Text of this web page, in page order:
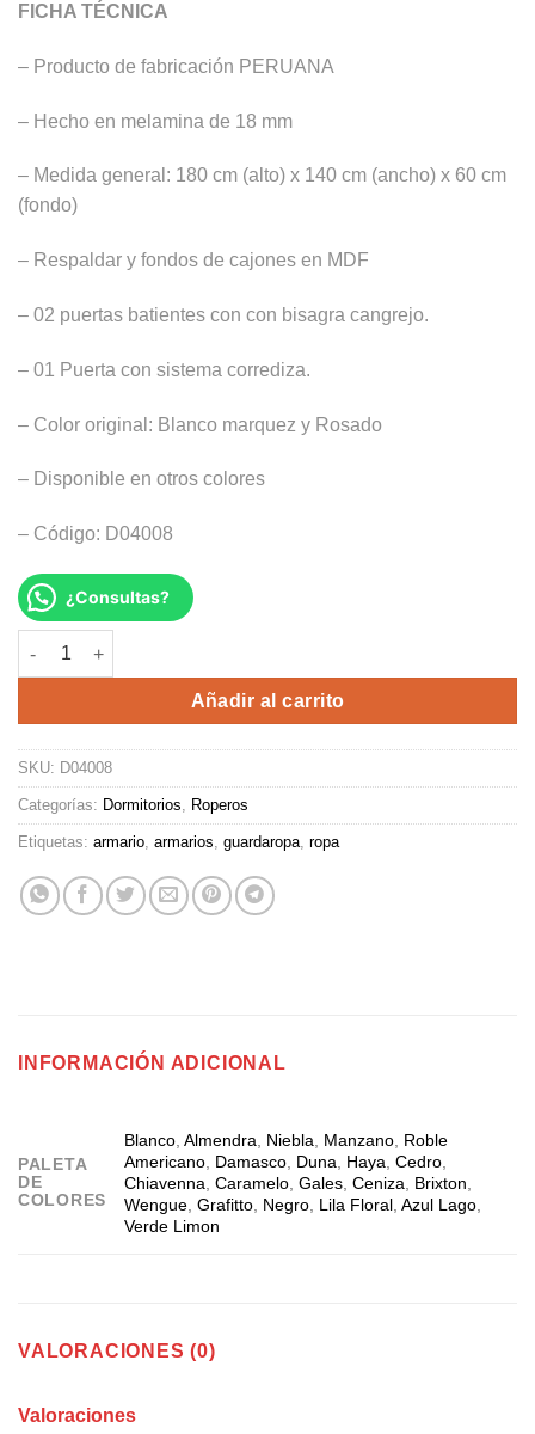
original
era:
S/3,040.00.
es:
S/1,529.00.
FICHA TÉCNICA
– Producto de fabricación PERUANA
– Hecho en melamina de 18 mm
– Medida general: 180 cm (alto) x 140 cm (ancho) x 60 cm
(fondo)
– Respaldar y fondos de cajones en MDF
– 02 puertas batientes con con bisagra cangrejo.
– 01 Puerta con sistema corrediza.
– Color original: Blanco marquez y Rosado
– Disponible en otros colores
– Código: D04008
¿Consultas?
ROPERO PINK cantidad
Añadir al carrito
SKU: D04008
Categorías: Dormitorios Roperos
Etiquetas: armario armarios guardaropa ropa
INFORMACIÓN ADICIONAL
PALETA
DE
COLORES
Blanco ,Almendra Niebla Manzano Roble
Americano Damasco Duna Haya ,Cedro
Chiavenna ,Caramelo ,Gales ,Ceniza Brixton
Wengue ,Grafitto Negro Lila Floral ,Azul Lago
Verde Limon
VALORACIONES (0)
Valoraciones